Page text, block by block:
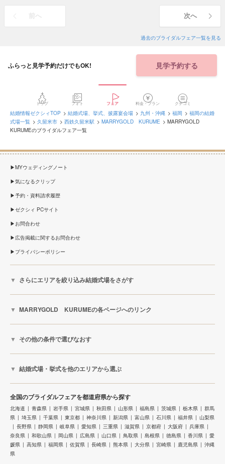
前へ 次へ
過去のブライダルフェア一覧を見る
ふらっと見学予約だけでもOK! 見学予約する
トップ フォト フェア 料金・プラン クチコミ
結婚情報ゼクシィTOP 結婚式場、挙式、披露宴会場 九州・沖縄 福岡
福岡の結婚
式場一覧
久留米市 西鉄久留米駅 MARRYGOLD KURUME
MARRYGOLD
KURUMEのブライダルフェア一覧
MYウェディングノート
気になるクリップ
予約・資料請求履歴
ゼクシィ PCサイト
お問合わせ
広告掲載に関するお問合わせ
プライバシーポリシー
さらにエリアを絞り込み結婚式場をさがす
MARRYGOLD KURUMEの各ページへのリンク
その他の条件で選びなおす
結婚式場・挙式を他のエリアから選ぶ
全国のブライダルフェアを都道府県から探す
北海道 青森県 岩手県 宮城県 秋田県 山形県 福島県 茨城県 栃木県
群馬
県
埼玉県 千葉県 東京都 神奈川県 新潟県 富山県 石川県 福井県
山梨県
長野県
静岡県 岐阜県 愛知県 三重県 滋賀県 京都府 大阪府
兵庫県
奈良県
和歌山県 岡山県 広島県 山口県 鳥取県 島根県 徳島県 香川県
愛
媛県
高知県 福岡県 佐賀県 長崎県 熊本県 大分県 宮崎県 鹿児島県
沖縄
県